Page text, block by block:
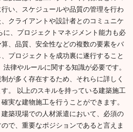
い、スケジュールや品質の管理を行わ
クライアントや設計者とのコミュニケ
に、プロジェクトマネジメント能力も必
、品質、安全性などの複数の要素をバ
プロジェクトを成功裏に遂行すること
律やルールに関する知識が必要です。
が多く存在するため、それらに詳しく
。 以上のスキルを持っている建築施工
実な建物施工を行うことができます。
築現場での人材派遣において、必須の
で、重要なポジションであると言えま